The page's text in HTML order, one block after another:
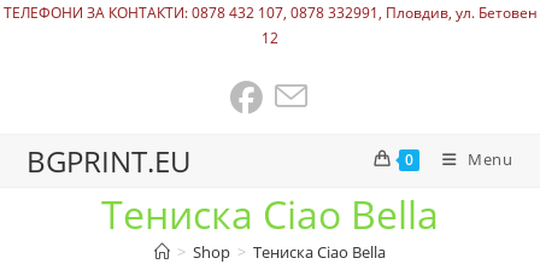
ТЕЛЕФОНИ ЗА КОНТАКТИ: 0878 432 107, 0878 332991, Пловдив, ул. Бетовен
12
BGPRINT.EU 0 Menu
Тениска Ciao Bella
> Shop > Тениска Ciao Bella